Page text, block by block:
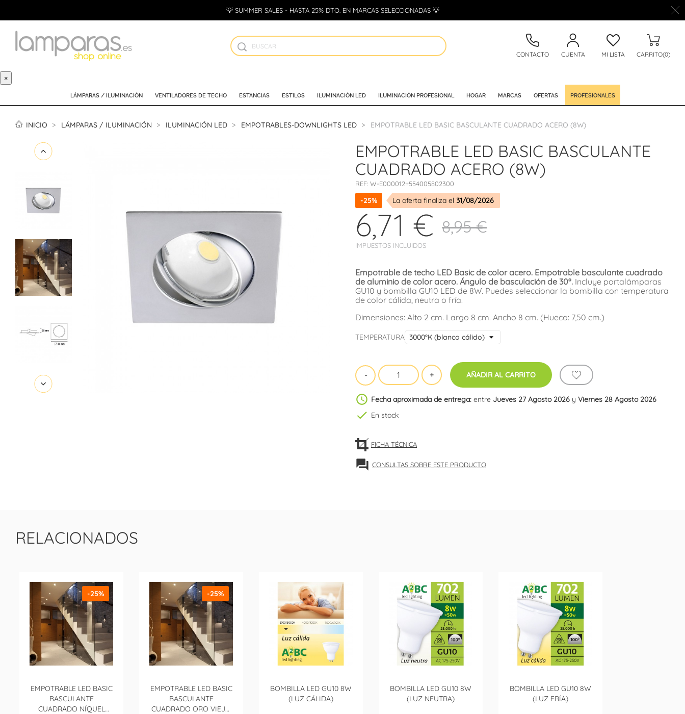
💡 SUMMER SALES - HASTA 25% DTO. EN MARCAS SELECCIONADAS 💡
CONTACTO CUENTA MI LISTA CARRITO(0)
×
LÁMPARAS / ILUMINACIÓN VENTILADORES DE TECHO ESTANCIAS ESTILOS ILUMINACIÓN LED ILUMINACIÓN PROFESIONAL HOGAR MARCAS OFERTAS PROFESIONALES
INICIO LÁMPARAS / ILUMINACIÓN ILUMINACIÓN LED EMPOTRABLES-DOWNLIGHTS LED EMPOTRABLE LED BASIC BASCULANTE CUADRADO ACERO (8W)
EMPOTRABLE LED BASIC BASCULANTE
CUADRADO ACERO (8W)
REF: W-E000012+554005802300
-25% La oferta finaliza el 31/08/2026
6,71 €
IMPUESTOS INCLUIDOS
8,95 €
Empotrable de techo LED Basic de color acero. Empotrable basculante cuadrado
de aluminio de color acero. Ángulo de basculación de 30º. Incluye portalámparas
GU10 y bombilla GU10 LED de 8W. Puedes seleccionar la bombilla con temperatura
de color cálida, neutra o fría.
Dimensiones: Alto 2 cm. Largo 8 cm. Ancho 8 cm. (Hueco: 7,50 cm.)
TEMPERATURA
AÑADIR AL CARRITO
schedule Fecha aproximada de entrega: entre Jueves 27 Agosto 2026 y Viernes 28 Agosto 2026
check En stock
FICHA TÉCNICA
forum CONSULTAS SOBRE ESTE PRODUCTO
RELACIONADOS
EMPOTRABLE LED BASIC
BASCULANTE
CUADRADO NÍQUEL
-25%
EMPOTRABLE LED BASIC
BASCULANTE
CUADRADO ORO VIEJO
-25%
BOMBILLA LED GU10 8W
(LUZ CÁLIDA)
BOMBILLA LED GU10 8W
(LUZ NEUTRA)
BOMBILLA LED GU10 8W
(LUZ FRÍA)